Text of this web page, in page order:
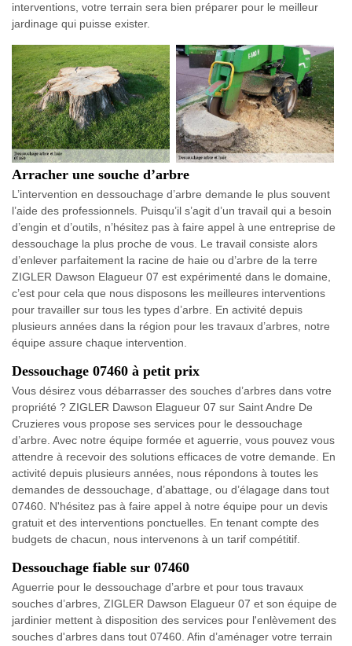
interventions, votre terrain sera bien préparer pour le meilleur
jardinage qui puisse exister.
Arracher une souche d’arbre
L’intervention en dessouchage d’arbre demande le plus souvent
l’aide des professionnels. Puisqu’il s’agit d’un travail qui a besoin
d’engin et d’outils, n’hésitez pas à faire appel à une entreprise de
dessouchage la plus proche de vous. Le travail consiste alors
d’enlever parfaitement la racine de haie ou d’arbre de la terre
ZIGLER Dawson Elagueur 07 est expérimenté dans le domaine,
c’est pour cela que nous disposons les meilleures interventions
pour travailler sur tous les types d’arbre. En activité depuis
plusieurs années dans la région pour les travaux d’arbres, notre
équipe assure chaque intervention.
Dessouchage 07460 à petit prix
Vous désirez vous débarrasser des souches d’arbres dans votre
propriété ? ZIGLER Dawson Elagueur 07 sur Saint Andre De
Cruzieres vous propose ses services pour le dessouchage
d’arbre. Avec notre équipe formée et aguerrie, vous pouvez vous
attendre à recevoir des solutions efficaces de votre demande. En
activité depuis plusieurs années, nous répondons à toutes les
demandes de dessouchage, d’abattage, ou d’élagage dans tout
07460. N'hésitez pas à faire appel à notre équipe pour un devis
gratuit et des interventions ponctuelles. En tenant compte des
budgets de chacun, nous intervenons à un tarif compétitif.
Dessouchage fiable sur 07460
Aguerrie pour le dessouchage d’arbre et pour tous travaux
souches d’arbres, ZIGLER Dawson Elagueur 07 et son équipe de
jardinier mettent à disposition des services pour l'enlèvement des
souches d'arbres dans tout 07460. Afin d’aménager votre terrain